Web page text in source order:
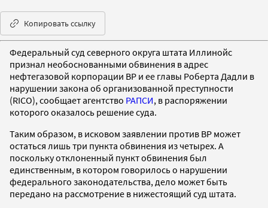
Копировать ссылку
Федеральный суд северного округа штата Иллинойс
признал необоснованными обвинения в адрес
нефтегазовой корпорации BP и ее главы Роберта Дадли в
нарушении закона об организованной преступности
(RICO), сообщает агентство РАПСИ, в распоряжении
которого оказалось решение суда.
Таким образом, в исковом заявлении против BP может
остаться лишь три пункта обвинения из четырех. А
поскольку отклоненный пункт обвинения был
единственным, в котором говорилось о нарушении
федерального законодательства, дело может быть
передано на рассмотрение в нижестоящий суд штата.